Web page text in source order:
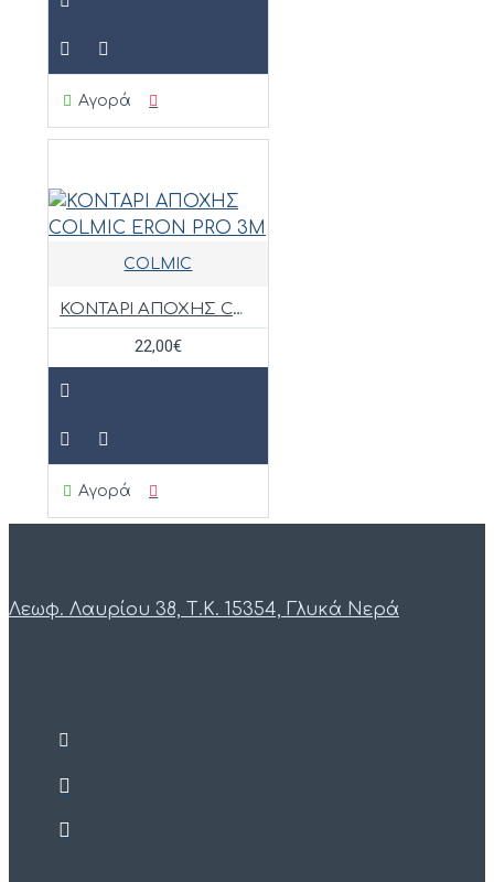
Αγορά
COLMIC
ΚΟΝΤΑΡΙ ΑΠΟΧΗΣ COLMIC ERON PRO 3M
22,00€
Αγορά
Λεωφ. Λαυρίου 38, Τ.Κ. 15354, Γλυκά Νερά